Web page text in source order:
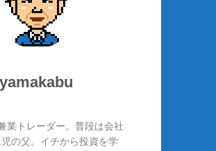
yamakabu
業トレーダー。普段は会社
の父。イチから投資を学